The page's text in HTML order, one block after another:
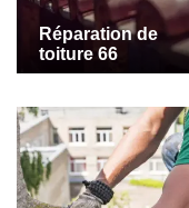
Réparation de
toiture 66